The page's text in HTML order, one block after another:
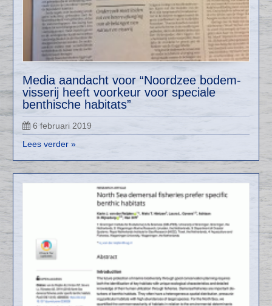
Media aandacht voor “Noordzee bodem-
visserij heeft voorkeur voor speciale
benthische habitats”
6 februari 2019
Lees verder »